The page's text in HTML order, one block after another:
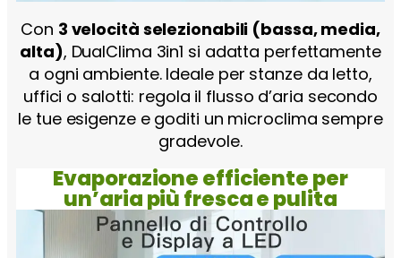
Con 3 velocità selezionabili (bassa, media,
alta), DualClima 3in1 si adatta perfettamente
a ogni ambiente. Ideale per stanze da letto,
uffici o salotti: regola il flusso d’aria secondo
le tue esigenze e goditi un microclima sempre
gradevole.
Evaporazione efficiente per
un’aria più fresca e pulita